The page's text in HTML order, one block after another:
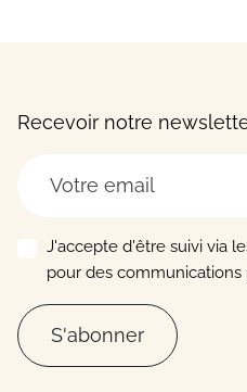
Recevoir notre
J'accepte d'être suivi via
pour des communications
S'abonner